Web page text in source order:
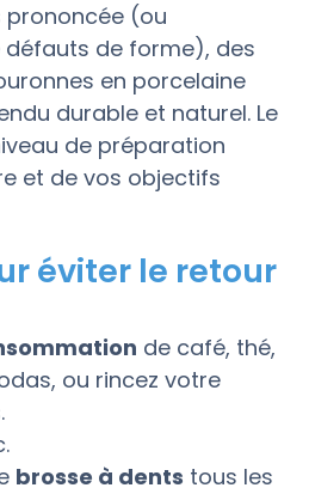
prononcée (ou
défauts de forme), des
en porcelaine
durable et naturel. Le
de préparation
et de vos objectifs
éviter le retour
de café, thé,
ou rincez votre
brosse à dents tous les